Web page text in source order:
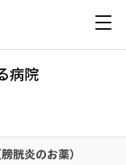
病院
胱炎のお薬）